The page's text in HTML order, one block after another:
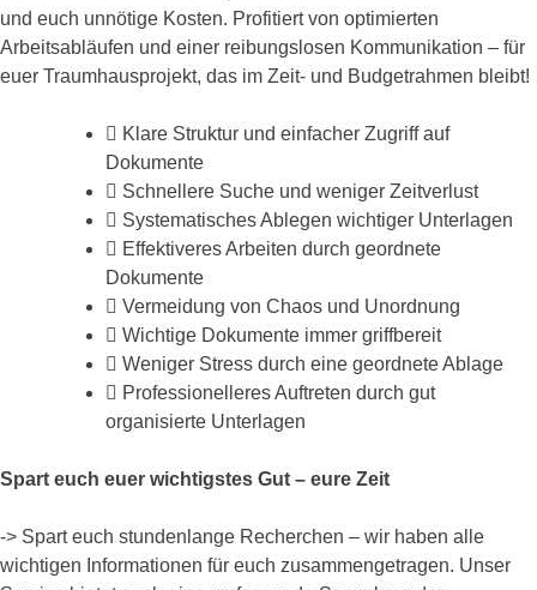
und euch unnötige Kosten. Profitiert von optimierten
Arbeitsabläufen und einer reibungslosen Kommunikation – für
euer Traumhausprojekt, das im Zeit- und Budgetrahmen bleibt!
Klare Struktur und einfacher Zugriff auf
Dokumente
Schnellere Suche und weniger Zeitverlust
Systematisches Ablegen wichtiger Unterlagen
Effektiveres Arbeiten durch geordnete
Dokumente
Vermeidung von Chaos und Unordnung
Wichtige Dokumente immer griffbereit
Weniger Stress durch eine geordnete Ablage
Professionelleres Auftreten durch gut
organisierte Unterlagen
Spart euch euer wichtigstes Gut – eure Zeit
-> Spart euch stundenlange Recherchen – wir haben alle
wichtigen Informationen für euch zusammengetragen. Unser